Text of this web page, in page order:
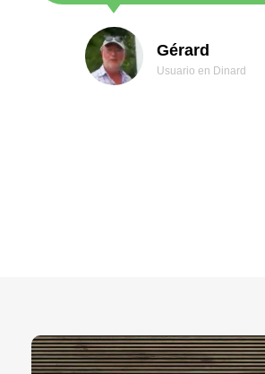
Gérard
Usuario en Dinard